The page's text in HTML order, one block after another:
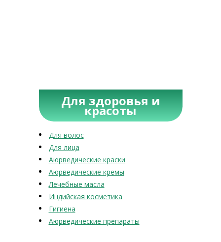
Для здоровья и
красоты
Для волос
Для лица
Аюрведические краски
Аюрведические кремы
Лечебные масла
Индийская косметика
Гигиена
Аюрведические препараты